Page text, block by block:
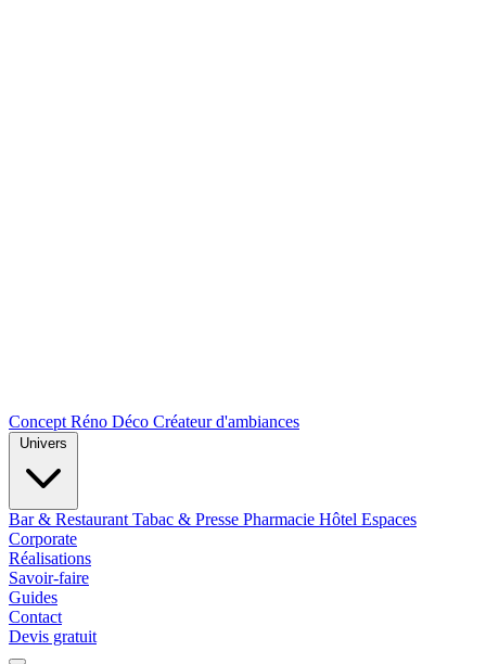
Concept Réno Déco Créateur d'ambiances
Bar & Restaurant Tabac & Presse Pharmacie Hôtel Espaces
Corporate
Réalisations
Savoir-faire
Guides
Contact
Devis gratuit